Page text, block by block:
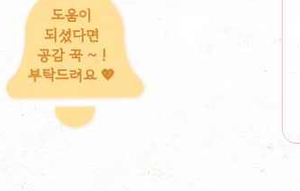
도움이
되셨다면
공감 꾹 ~ !
부탁드려요 💖